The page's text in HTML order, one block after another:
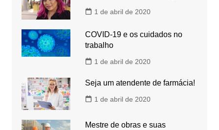
1 de abril de 2020
COVID-19 e os cuidados no
trabalho
1 de abril de 2020
Seja um atendente de farmácia!
1 de abril de 2020
Mestre de obras e suas